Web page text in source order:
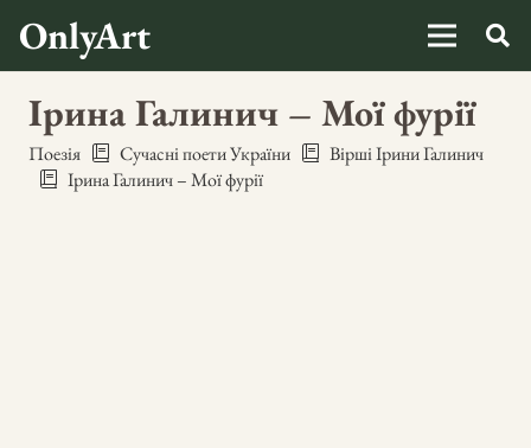
OnlyArt
Ірина Галинич – Мої фурії
Поезія Сучасні поети України
Вірші Ірини Галинич
Ірина Галинич – Мої фурії